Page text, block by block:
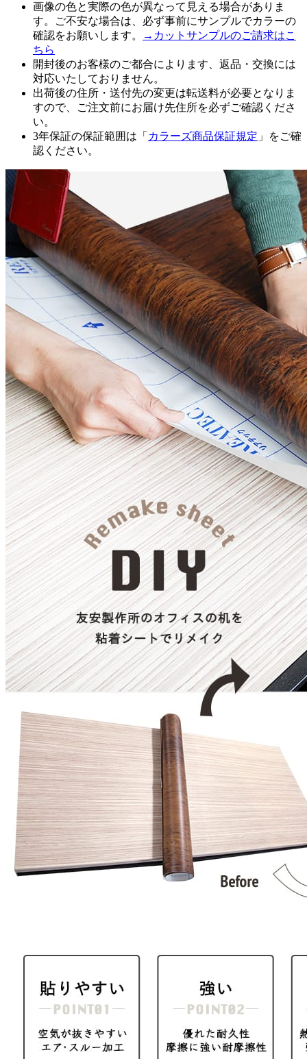
画像の色と実際の色が異なって見える場合がありま
す。ご不安な場合は、必ず事前にサンプルでカラーの
確認をお願いします。
→カットサンプルのご請求はこ
ちら
開封後のお客様のご都合によります、返品・交換には
対応いたしておりません。
出荷後の住所・送付先の変更は転送料が必要となりま
すので、ご注文前にお届け先住所を必ずご確認くださ
い。
3年保証の保証範囲は「 カラーズ商品保証規定 」をご確
認ください。